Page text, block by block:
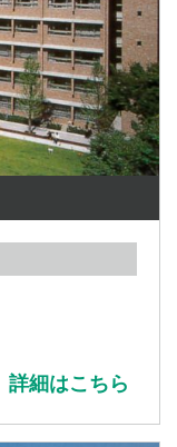
詳細はこちら